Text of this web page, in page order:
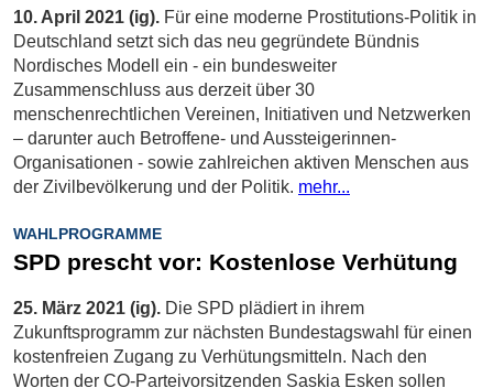
10. April 2021 (ig). Für eine moderne Prostitutions-Politik in
Deutschland setzt sich das neu gegründete Bündnis
Nordisches Modell ein - ein bundesweiter
Zusammenschluss aus derzeit über 30
menschenrechtlichen Vereinen, Initiativen und Netzwerken
– darunter auch Betroffene- und Aussteigerinnen-
Organisationen - sowie zahlreichen aktiven Menschen aus
der Zivilbevölkerung und der Politik. mehr...
WAHLPROGRAMME
SPD prescht vor: Kostenlose Verhütung
25. März 2021 (ig). Die SPD plädiert in ihrem
Zukunftsprogramm zur nächsten Bundestagswahl für einen
kostenfreien Zugang zu Verhütungsmitteln. Nach den
Worten der CO-Parteivorsitzenden Saskia Esken sollen